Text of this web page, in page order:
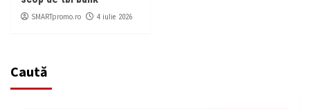
SMARTpromo.ro 4 iulie 2026
Caută